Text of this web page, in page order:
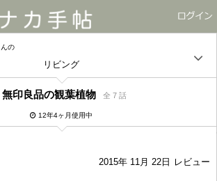
リビング
無印良品の観葉植物 全 7 話
12年4ヶ月使用中
2015年 11月 22日 レビュー